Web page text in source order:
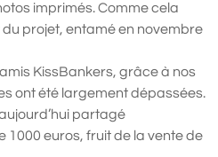
imprimés. Comme cela
projet, entamé en novembre
KissBankers, grâce à nos
ont été largement dépassées.
partagé
1000 euros, fruit de la vente de